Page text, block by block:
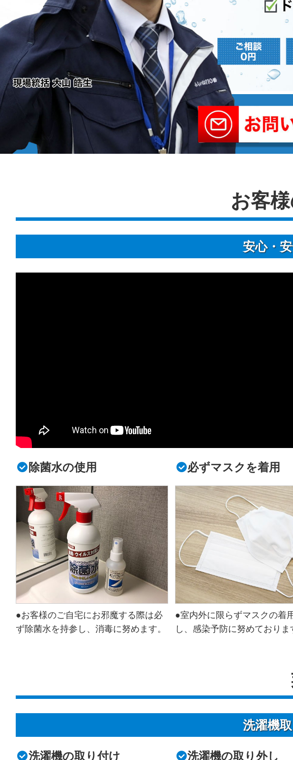
お客
安⼼・
除菌水の使用
●お客様のご自宅にお邪魔する際は必
ず除菌水を持参し、消毒に努めます。
必ずマスクを着用
●室内外に限らずマスクの着
し、感染予防に努めておりま
洗濯機
洗濯機の取り付け 洗濯機の取り外し